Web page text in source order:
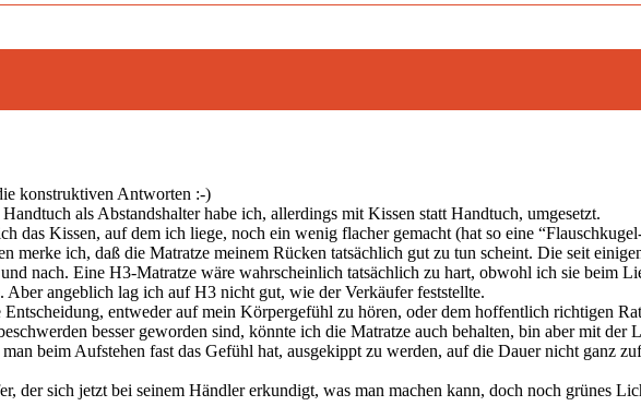
konstruktiven Antworten :-)
als Abstandshalter habe ich, allerdings mit Kissen statt Handtuch, umgesetzt.
das Kissen, auf dem ich liege, noch ein wenig flacher gemacht (hat so eine
merke ich, daß die Matratze meinem Rücken tatsächlich gut zu tun scheint. Die seit
nach. Eine H3-Matratze wäre wahrscheinlich tatsächlich zu hart, obwohl ich sie beim
Aber angeblich lag ich auf H3 nicht gut, wie der Verkäufer feststellte.
Entscheidung, entweder auf mein Körpergefühl zu hören, oder dem hoffentlich richtigen
besser geworden sind, könnte ich die Matratze auch behalten, bin aber mit der
beim Aufstehen fast das Gefühl hat, ausgekippt zu werden, auf die Dauer nicht ganz
der sich jetzt bei seinem Händler erkundigt, was man machen kann, doch noch grünes